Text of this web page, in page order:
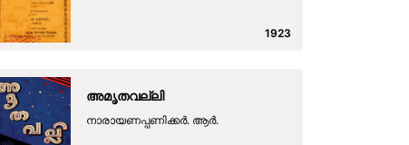
1923
അമൃതവല്ലി
നാരായണപ്പണിക്കര്‍. ആര്‍.